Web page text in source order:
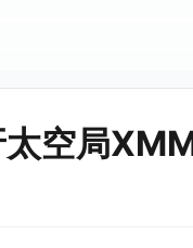
太空局